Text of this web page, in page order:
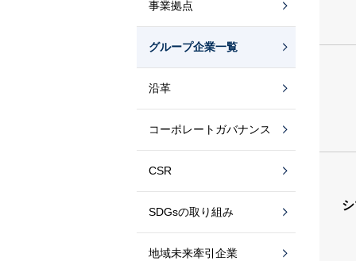
事業拠点
グループ企業一覧
沿革
コーポレートガバナンス
CSR
SDGsの取り組み
地域未来牽引企業